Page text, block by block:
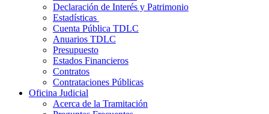
Declaración de Interés y Patrimonio
Estadísticas
Cuenta Pública TDLC
Anuarios TDLC
Presupuesto
Estados Financieros
Contratos
Contrataciones Públicas
Oficina Judicial
Acerca de la Tramitación